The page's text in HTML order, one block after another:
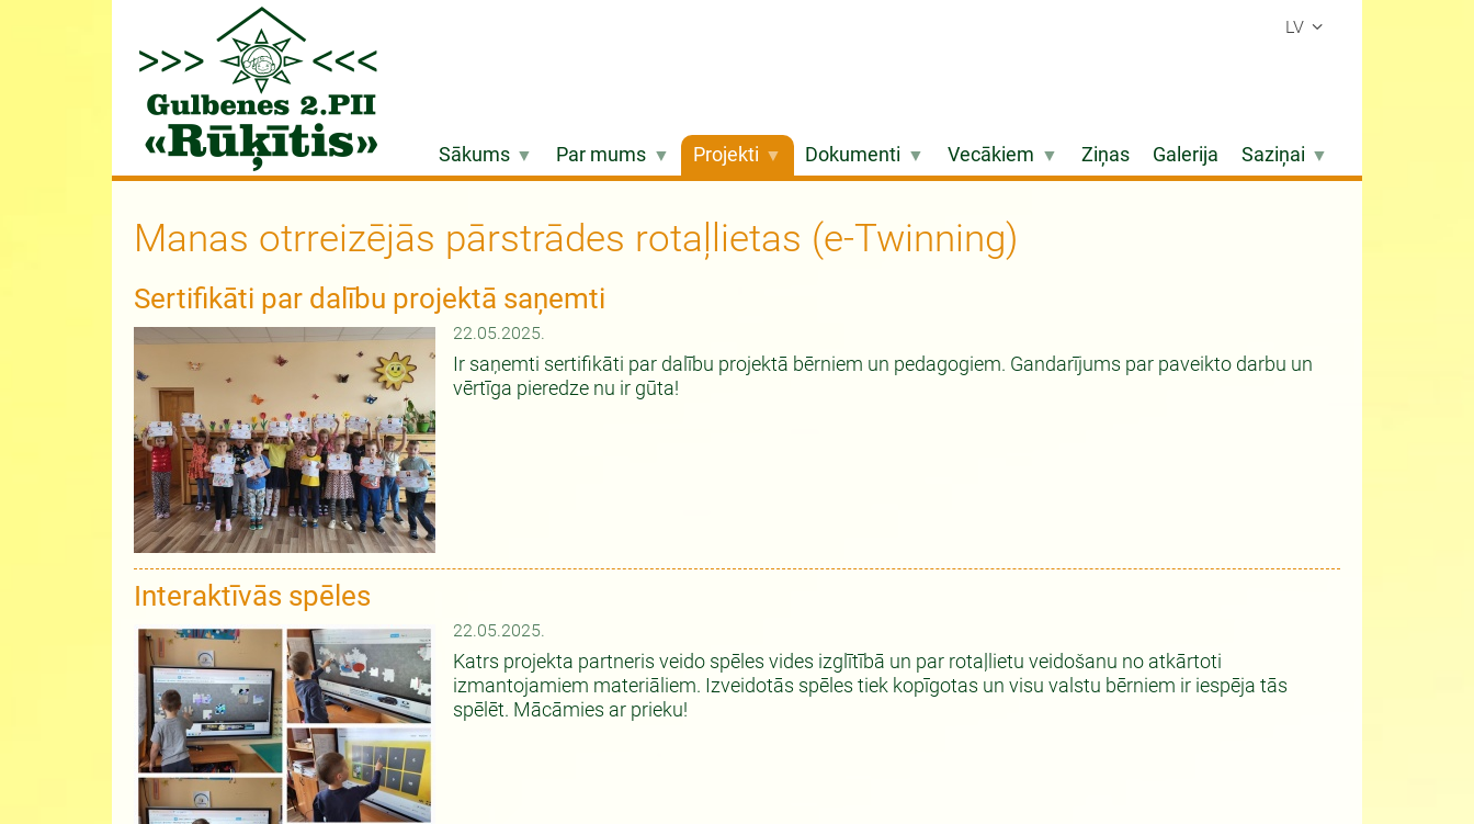
LV
Sākums Par mums Projekti Dokumenti Vecākiem Ziņas Galerija Saziņai
Manas otrreizējās pārstrādes rotaļlietas (e-Twinning)
Sertifikāti par dalību projektā saņemti
22.05.2025.
Ir saņemti sertifikāti par dalību projektā bērniem un pedagogiem. Gandarījums par paveikto darbu un
vērtīga pieredze nu ir gūta!
Interaktīvās spēles
22.05.2025.
Katrs projekta partneris veido spēles vides izglītībā un par rotaļlietu veidošanu no atkārtoti
izmantojamiem materiāliem. Izveidotās spēles tiek kopīgotas un visu valstu bērniem ir iespēja tās
spēlēt. Mācāmies ar prieku!